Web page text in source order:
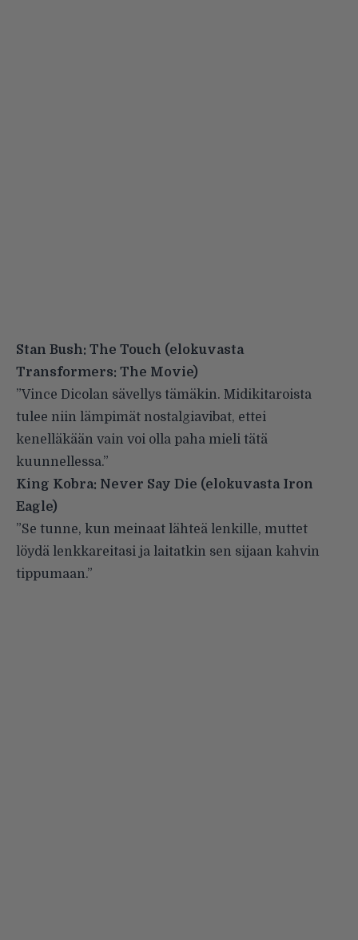
Stan Bush: The Touch (elokuvasta
Transformers: The Movie)
”Vince Dicolan sävellys tämäkin. Midikitaroista
tulee niin lämpimät nostalgiavibat, ettei
kenelläkään vain voi olla paha mieli tätä
kuunnellessa.”
King Kobra: Never Say Die (elokuvasta Iron
Eagle)
”Se tunne, kun meinaat lähteä lenkille, muttet
löydä lenkkareitasi ja laitatkin sen sijaan kahvin
tippumaan.”